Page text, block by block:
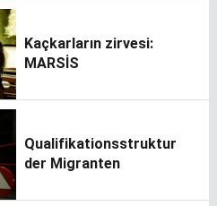
Kaçkarların zirvesi:
MARSİS
Qualifikationsstruktur
der Migranten